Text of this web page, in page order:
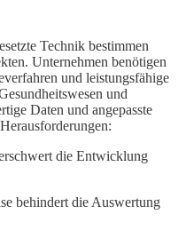
Technik bestimmen
Unternehmen benötigen
und leistungsfähige
und
Daten und angepasste
die Entwicklung
behindert die Auswertung